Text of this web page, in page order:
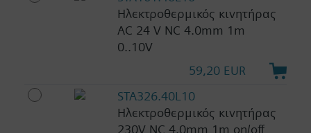
Ηλεκτροθερμικός κινητήρας
AC 24 V NC 4.0mm 1m
0..10V
59,20 EUR
STA326.40L10
Ηλεκτροθερμικός κινητήρας
230V NC 4.0mm 1m on/off